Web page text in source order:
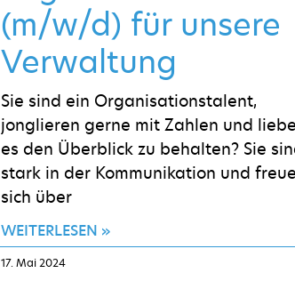
(m/w/d) für unsere
Verwaltung
Sie sind ein Organisationstalent,
jonglieren gerne mit Zahlen und
es den Überblick zu behalten? Sie
stark in der Kommunikation und
sich über
WEITERLESEN »
17. Mai 2024